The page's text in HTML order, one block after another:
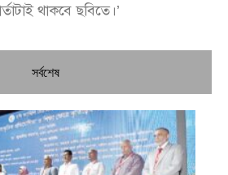
থাকবে ছবিতে।’
সর্বশেষ